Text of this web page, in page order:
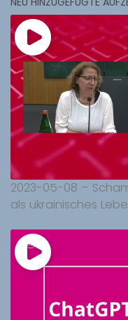
2023-05-08 –
als ukrainisches